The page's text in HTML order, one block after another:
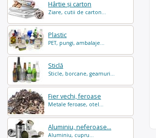
Hârtie și carton
Ziare, cutii de carton...
Plastic
PET, pungi, ambalaje...
Sticlă
Sticle, borcane, geamuri...
Fier vechi, feroase
Metale feroase, otel...
Aluminiu, neferoase...
Aluminiu, cupru...